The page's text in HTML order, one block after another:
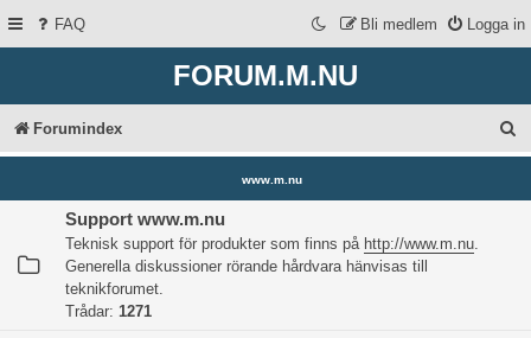
FAQ Logga in
Bli medlem
FORUM.M.NU
Forumindex
ö
k
www.m.nu
Support www.m.nu
Teknisk support för produkter som finns på http://www.m.nu.
Generella diskussioner rörande hårdvara hänvisas till
teknikforumet.
Trådar: 1271